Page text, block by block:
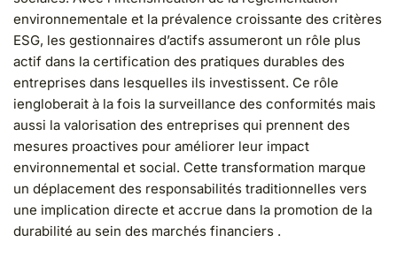
environnementale et la prévalence croissante des critères
ESG, les gestionnaires d’actifs assumeront un rôle plus
actif dans la certification des pratiques durables des
entreprises dans lesquelles ils investissent. Ce rôle
iengloberait à la fois la surveillance des conformités mais
aussi la valorisation des entreprises qui prennent des
mesures proactives pour améliorer leur impact
environnemental et social. Cette transformation marque
un déplacement des responsabilités traditionnelles vers
une implication directe et accrue dans la promotion de la
durabilité au sein des marchés financiers .